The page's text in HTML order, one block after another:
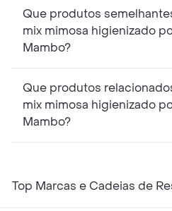
Que produtos
mix mimosa higienizado
Mambo?
Que produtos
mix mimosa higienizado
Mambo?
Top Marcas e Cadeias de